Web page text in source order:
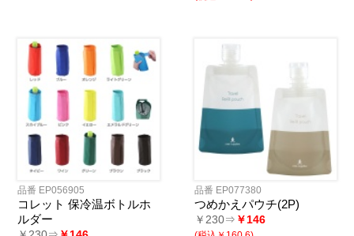
品番 EP056905
コレット 保冷温ボトルホ
ルダー
品番 EP077380
つめかえパウチ(2P)
￥230⇒ ￥146